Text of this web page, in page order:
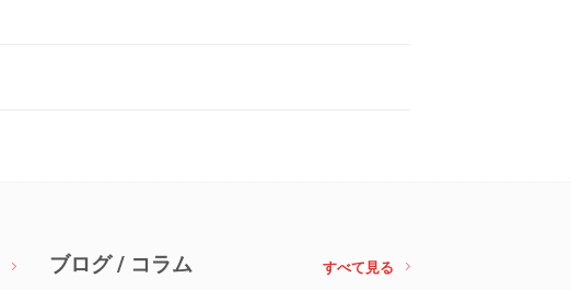
ブログ / コラム すべて見る